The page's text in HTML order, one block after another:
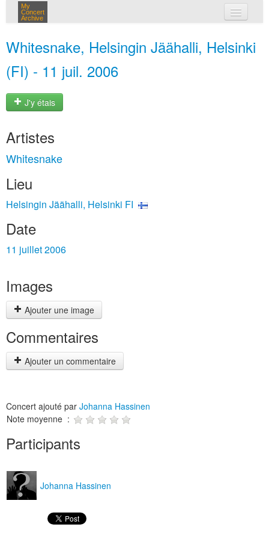
My
Concert
Archive
Whitesnake, Helsingin Jäähalli, Helsinki
(FI) - 11 juil. 2006
J'y étais
Artistes
Whitesnake
Lieu
Helsingin Jäähalli, Helsinki FI
Date
11 juillet 2006
Images
Ajouter une image
Commentaires
Ajouter un commentaire
Concert ajouté par Johanna Hassinen
Note moyenne :
Participants
Johanna Hassinen